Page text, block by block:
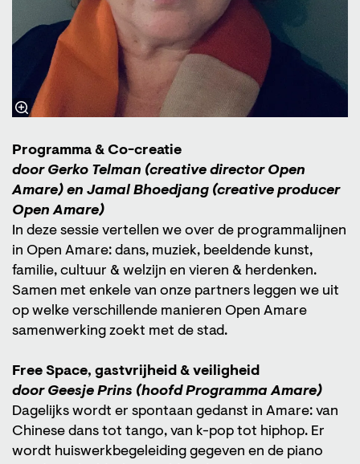
Programma & Co-creatie
door Gerko Telman (creative director Open
Amare) en Jamal Bhoedjang (creative producer
Open Amare)
In deze sessie vertellen we over de programmalijnen
in Open Amare: dans, muziek, beeldende kunst,
familie, cultuur & welzijn en vieren & herdenken.
Samen met enkele van onze partners leggen we uit
op welke verschillende manieren Open Amare
samenwerking zoekt met de stad.
Free Space, gastvrijheid & veiligheid
door Geesje Prins (hoofd Programma Amare)
Dagelijks wordt er spontaan gedanst in Amare: van
Chinese dans tot tango, van k-pop tot hiphop. Er
wordt huiswerkbegeleiding gegeven en de piano